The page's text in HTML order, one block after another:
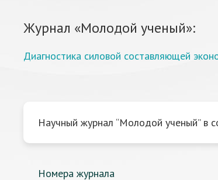
Журнал «Молодой ученый»:
Диагностика силовой составляющей
Научный журнал “Молодой ученый” в
Номера журнала